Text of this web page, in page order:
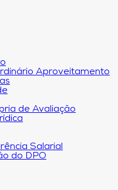
Aproveitamento
de Avaliação
Salarial
do DPO